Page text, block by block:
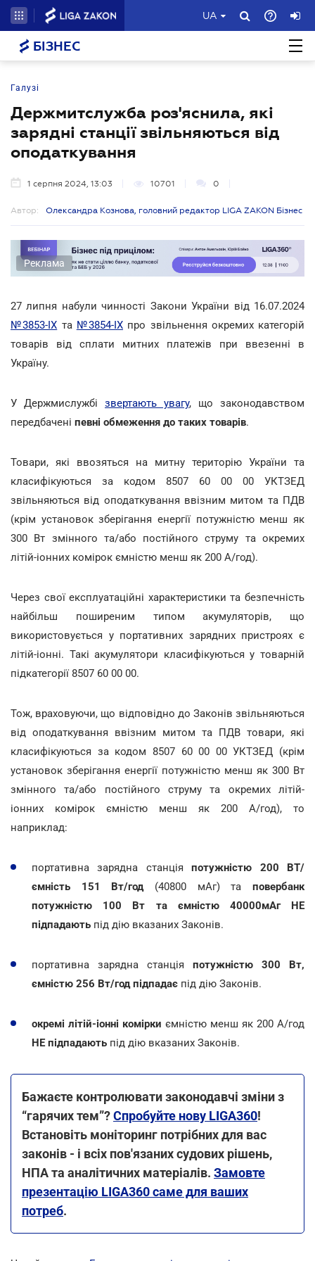
UA
БІЗНЕС
Галузі
Держмитслужба роз'яснила, які
зарядні станції звільняються від
оподаткування
1 серпня 2024, 13:03 10701 0
Автор: Олександра Кознова, головний редактор LIGA ZAKON Бізнес
Реклама
27 липня набули чинності Закони України від 16.07.2024
№3853-ІХ та №3854-ІХ про звільнення окремих категорій
товарів від сплати митних платежів при ввезенні в
Україну.
У Держмислужбі звертають увагу, що законодавством
передбачені певні обмеження до таких товарів.
Товари, які ввозяться на митну територію України та
класифікуються за кодом 8507 60 00 00 УКТЗЕД
звільняються від оподаткування ввізним митом та ПДВ
(крім установок зберігання енергії потужністю менш як
300 Вт змінного та/або постійного струму та окремих
літій-іонних комірок ємністю менш як 200 А/год).
Через свої експлуатаційні характеристики та безпечність
найбільш поширеним типом акумуляторів, що
використовується у портативних зарядних пристроях є
літій-іонні. Такі акумулятори класифікуються у товарній
підкатегорії 8507 60 00 00.
Тож, враховуючи, що відповідно до Законів звільняються
від оподаткування ввізним митом та ПДВ товари, які
класифікуються за кодом 8507 60 00 00 УКТЗЕД (крім
установок зберігання енергії потужністю менш як 300 Вт
змінного та/або постійного струму та окремих літій-
іонних комірок ємністю менш як 200 А/год), то
наприклад:
портативна зарядна станція потужністю 200 ВТ/
ємність 151 Вт/год(40800 мАг) таповербанк
потужністю 100 Вт та ємністю 40000мАг
НЕ
підпадають під дію вказаних Законів.
портативна зарядна станція потужністю 300 Вт,
ємністю 256 Вт/год підпадає під дію Законів.
окремі літій-іонні комірки ємністю менш як 200 А/год
НЕ підпадають під дію вказаних Законів.
Бажаєте контролювати законодавчі зміни з
“гарячих тем”?Спробуйте нову LIGA360!
Встановіть моніторинг потрібних для вас
законів - і всіх пов'язаних судових рішень,
НПА та аналітичних матеріалів. Замовте
презентацію LIGA360 саме для ваших
потреб.